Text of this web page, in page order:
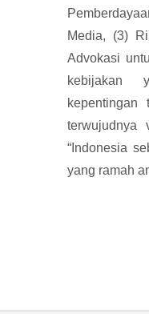
Media, (3)
Advokasi
kebijakan
terwujudnya
“Indonesia
yang ramah